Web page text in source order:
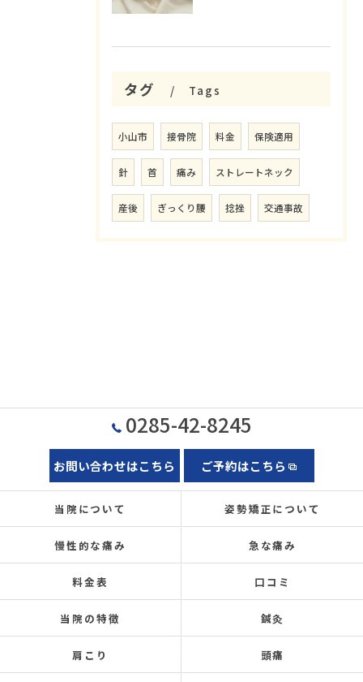
タグ Tags
小山市 接骨院 料金 保険適用
針 首 痛み ストレートネック
産後 ぎっくり腰 捻挫 交通事故
0285-42-8245
お問い合わせはこちら ご予約はこちら
当院について 姿勢矯正について
慢性的な痛み 急な痛み
料金表 口コミ
当院の特徴 鍼灸
肩こり 頭痛